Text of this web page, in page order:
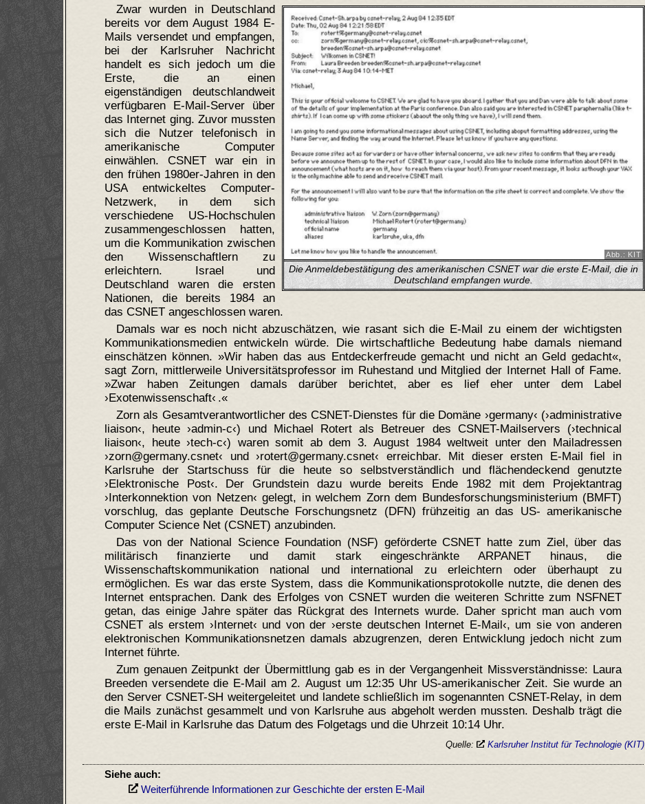
Abb.: KIT
Die Anmeldebestätigung des amerikanischen CSNET war die erste E-Mail, die in
Deutschland empfangen wurde.
Zwar wurden in Deutschland
bereits vor dem August 1984 E-
Mails versendet und empfangen,
bei der Karlsruher Nachricht
handelt es sich jedoch um die
Erste, die an einen
eigenständigen deutschlandweit
verfügbaren E-Mail-Server über
das Internet ging. Zuvor mussten
sich die Nutzer telefonisch in
amerikanische Computer
einwählen. CSNET war ein in
den frühen 1980er-Jahren in den
USA entwickeltes Computer-
Netzwerk, in dem sich
verschiedene US-Hochschulen
zusammengeschlossen hatten,
um die Kommunikation zwischen
den Wissenschaftlern zu
erleichtern. Israel und
Deutschland waren die ersten
Nationen, die bereits 1984 an
das CSNET angeschlossen waren.
Damals war es noch nicht abzuschätzen, wie rasant sich die E-Mail zu einem der wichtigsten
Kommunikationsmedien entwickeln würde. Die wirtschaftliche Bedeutung habe damals niemand
einschätzen können. »Wir haben das aus Entdeckerfreude gemacht und nicht an Geld gedacht«,
sagt Zorn, mittlerweile Universitätsprofessor im Ruhestand und Mitglied der Internet Hall of Fame.
»Zwar haben Zeitungen damals darüber berichtet, aber es lief eher unter dem Label
›Exotenwissenschaft‹ .«
Zorn als Gesamtverantwortlicher des CSNET-Dienstes für die Domäne ›germany‹ (›administrative
liaison‹, heute ›admin-c‹) und Michael Rotert als Betreuer des CSNET-Mailservers (›technical
liaison‹, heute ›tech-c‹) waren somit ab dem 3. August 1984 weltweit unter den Mailadressen
›zorn@germany.csnet‹ und ›rotert@germany.csnet‹ erreichbar. Mit dieser ersten E-Mail fiel in
Karlsruhe der Startschuss für die heute so selbstverständlich und flächendeckend genutzte
›Elektronische Post‹. Der Grundstein dazu wurde bereits Ende 1982 mit dem Projektantrag
›Interkonnektion von Netzen‹ gelegt, in welchem Zorn dem Bundesforschungsministerium (BMFT)
vorschlug, das geplante Deutsche Forschungsnetz (DFN) frühzeitig an das US- amerikanische
Computer Science Net (CSNET) anzubinden.
Das von der National Science Foundation (NSF) geförderte CSNET hatte zum Ziel, über das
militärisch finanzierte und damit stark eingeschränkte ARPANET hinaus, die
Wissenschaftskommunikation national und international zu erleichtern oder überhaupt zu
ermöglichen. Es war das erste System, dass die Kommunikationsprotokolle nutzte, die denen des
Internet entsprachen. Dank des Erfolges von CSNET wurden die weiteren Schritte zum NSFNET
getan, das einige Jahre später das Rückgrat des Internets wurde. Daher spricht man auch vom
CSNET als erstem ›Internet‹ und von der ›erste deutschen Internet E-Mail‹, um sie von anderen
elektronischen Kommunikationsnetzen damals abzugrenzen, deren Entwicklung jedoch nicht zum
Internet führte.
Zum genauen Zeitpunkt der Übermittlung gab es in der Vergangenheit Missverständnisse: Laura
Breeden versendete die E-Mail am 2. August um 12:35 Uhr US-amerikanischer Zeit. Sie wurde an
den Server CSNET-SH weitergeleitet und landete schließlich im sogenannten CSNET-Relay, in dem
die Mails zunächst gesammelt und von Karlsruhe aus abgeholt werden mussten. Deshalb trägt die
erste E-Mail in Karlsruhe das Datum des Folgetags und die Uhrzeit 10:14 Uhr.
Quelle: Karlsruher Institut für Technologie (KIT)
Siehe auch:
Weiterführende Informationen zur Geschichte der ersten E-Mail